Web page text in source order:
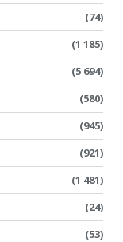
(74)
(1 185)
(5 694)
(580)
(945)
(921)
(1 481)
(24)
(53)